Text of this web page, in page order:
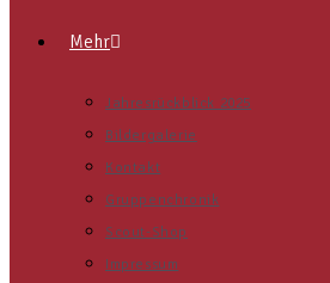
Mehr
Jahresrückblick 2025
Bildergalerie
Kontakt
Gruppenchronik
Scout-Shop
Impressum